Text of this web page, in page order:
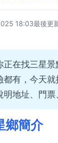
18:03最後更
正在找三星
都有，今天
明地址、門票
鄉簡介